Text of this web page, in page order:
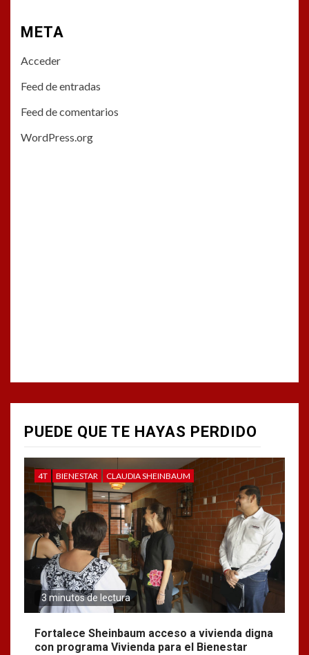
META
Acceder
Feed de entradas
Feed de comentarios
WordPress.org
PUEDE QUE TE HAYAS PERDIDO
4T BIENESTAR CLAUDIA SHEINBAUM
3 minutos de lectura
Fortalece Sheinbaum acceso a vivienda digna
con programa Vivienda para el Bienestar